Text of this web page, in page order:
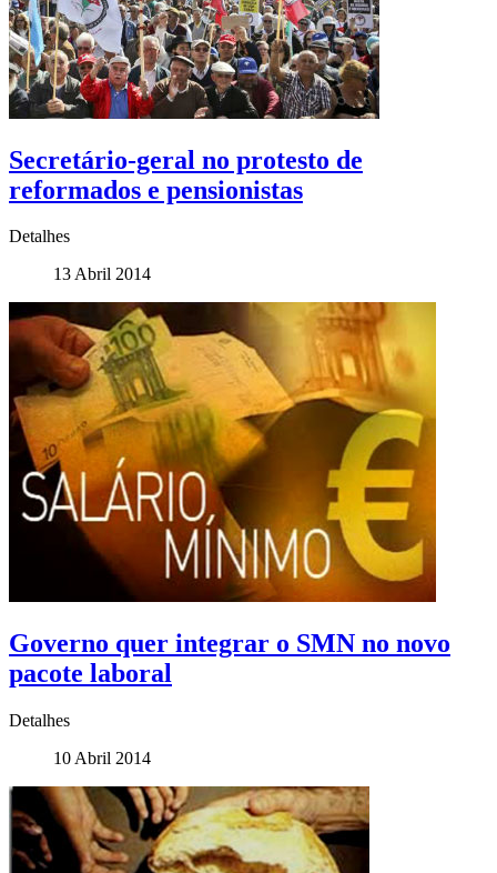
Secretário-geral no protesto de
reformados e pensionistas
Detalhes
13 Abril 2014
Governo quer integrar o SMN no novo
pacote laboral
Detalhes
10 Abril 2014